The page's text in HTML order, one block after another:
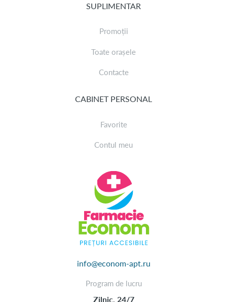
info@econom-apt.ru
Program de lucru
Zilnic, 24/7
SUPLIMENTAR
Promoții
Toate orașele
Contacte
CABINET PERSONAL
Favorite
Contul meu